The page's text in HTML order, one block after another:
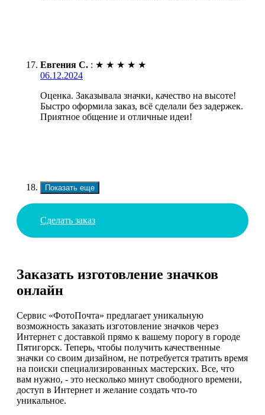
Евгения С. : ★ ★ ★ ★ ★
06.12.2024
Оценка. Заказывала значки, качество на высоте!
Быстро оформила заказ, всё сделали без задержек.
Приятное общение и отличные идеи!
Показать еще
Сделать заказ
Заказать изготовление значков
онлайн
Сервис «ФотоПочта» предлагает уникальную
возможность заказать изготовление значков через
Интернет с доставкой прямо к вашему порогу в городе
Пятигорск. Теперь, чтобы получить качественные
значки со своим дизайном, не потребуется тратить время
на поиски специализированных мастерских. Все, что
вам нужно, - это несколько минут свободного времени,
доступ в Интернет и желание создать что-то
уникальное.